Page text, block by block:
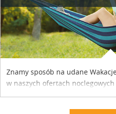
Znamy sposób na udane
w naszych ofertach
zwlekaj atrakcyjne noclegi